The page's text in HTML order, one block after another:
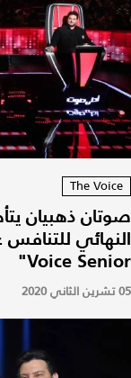
The Voice
صوتان ذهبيان
Voice Senior"
05 تشرين الثاني 2020